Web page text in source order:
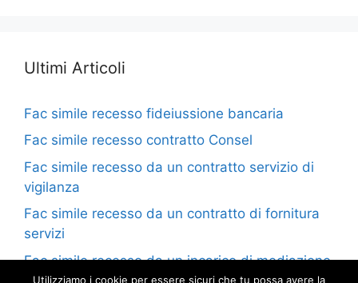
Ultimi Articoli
Fac simile recesso fideiussione bancaria​
Fac simile recesso contratto Consel​
Fac simile recesso da un contratto servizio di
vigilanza​
Fac simile recesso da un contratto di fornitura
servizi​
Fac simile recesso da un incarico di mediazione​
Utilizziamo i cookie per essere sicuri che tu possa avere la